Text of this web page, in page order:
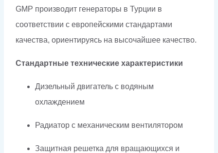
GMP производит генераторы в Турции в
соответствии с европейскими стандартами
качества, ориентируясь на высочайшее качество.
Стандартные технические характеристики
Дизельный двигатель с водяным
охлаждением
Радиатор с механическим вентилятором
Защитная решетка для вращающихся и